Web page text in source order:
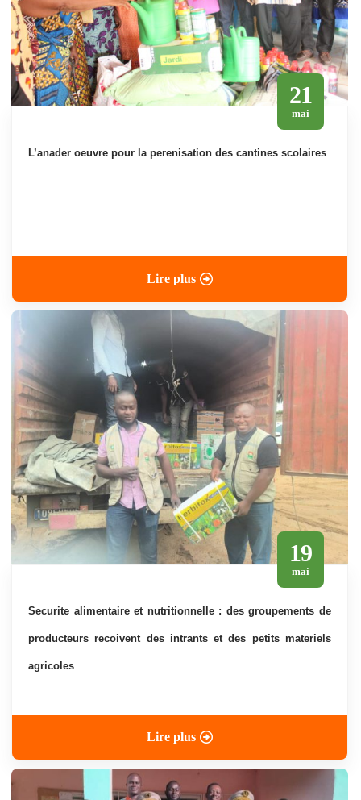
21
mai
l’anader oeuvre pour la perenisation des cantines scolaires
Lire plus
19
mai
securite alimentaire et nutritionnelle : des groupements de
producteurs recoivent des intrants et des petits materiels
agricoles
Lire plus